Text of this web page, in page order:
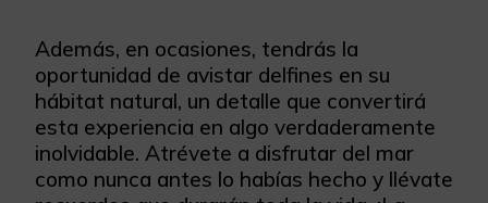
Además, en ocasiones, tendrás la
oportunidad de avistar delfines en su
hábitat natural, un detalle que convertirá
esta experiencia en algo verdaderamente
inolvidable. Atrévete a disfrutar del mar
como nunca antes lo habías hecho y llévate